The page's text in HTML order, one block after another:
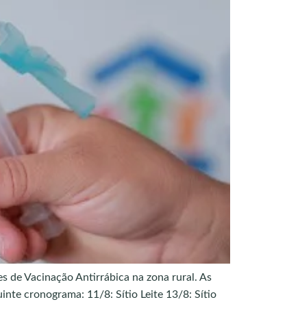
de Vacinação Antirrábica na zona rural. As
cronograma: 11/8: Sítio Leite 13/8: Sítio